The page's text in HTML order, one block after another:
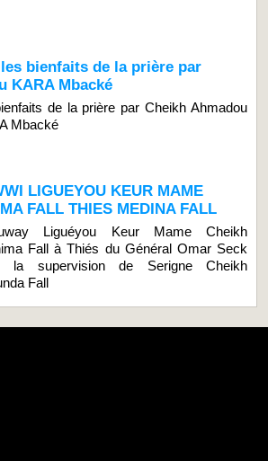
bienfaits de la prière par
KARA Mbacké
de la prière par Cheikh Ahmadou
Mbacké
LIGUEYOU KEUR MAME
FALL THIES MEDINA FALL
Liguéyou Keur Mame Cheikh
Fall à Thiés du Général Omar Seck
la supervision de Serigne Cheikh
Fall